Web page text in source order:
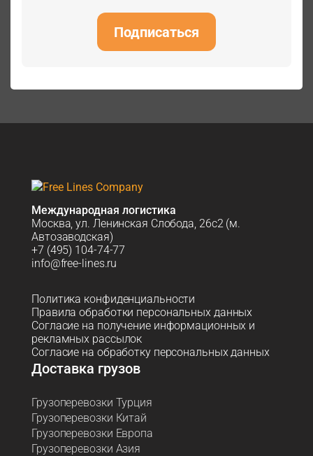
Подписаться
Международная логистика
Москва, ул. Ленинская Слобода, 26с2 (м.
Автозаводская)
+7 (495) 104-74-77
info@free-lines.ru
Политика конфиденциальности
Правила обработки персональных данных
Согласие на получение информационных и
рекламных рассылок
Согласие на обработку персональных данных
Доставка грузов
Грузоперевозки Турция
Грузоперевозки Китай
Грузоперевозки Европа
Грузоперевозки Азия